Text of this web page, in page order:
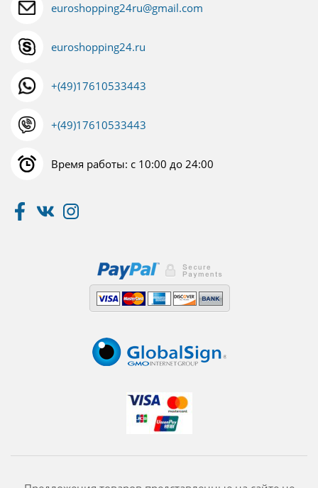
euroshopping24ru@gmail.com
euroshopping24.ru
+(49)17610533443
+(49)17610533443
Время работы: с 10:00 до 24:00